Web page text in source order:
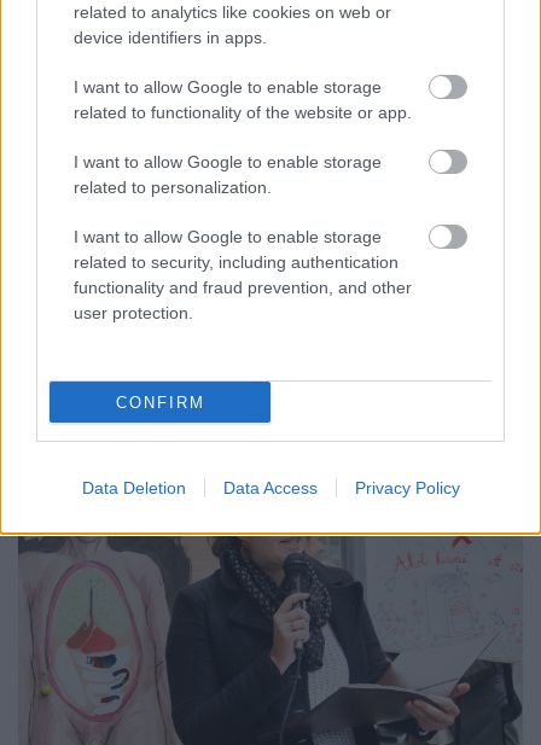
related to analytics like cookies on web or
device identifiers in apps.
I want to allow Google to enable storage
related to functionality of the website or app.
I want to allow Google to enable storage
related to personalization.
I want to allow Google to enable storage
related to security, including authentication
functionality and fraud prevention, and other
user protection.
CONFIRM
Data Deletion Data Access Privacy Policy
Nyolcvannégy mondat: "Tilos az
életvitelszerű közterületen
tartózkodás"
1. Nem azé, aki tilt, hanem a kiszolgáltatott emberé.
Áfra János
2. Bocsásson meg, Hölgyem, Uram, nem fér az